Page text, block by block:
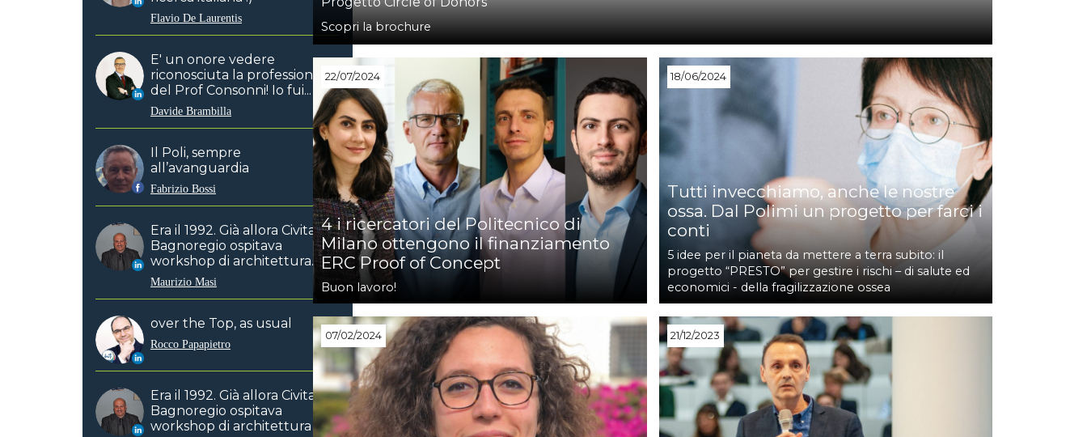
Flavio De Laurentis
E' un onore vedere
riconosciuta la professionalità
del Prof Consonni! Io fui...
Davide Brambilla
Il Poli, sempre
all’avanguardia
Fabrizio Bossi
Era il 1992. Già allora Civita di
Bagnoregio ospitava
workshop di architettura...
Maurizio Masi
over the Top, as usual
Rocco Papapietro
Era il 1992. Già allora Civita di
Bagnoregio ospitava
workshop di architettura ita...
Scopri la brochure
4 i ricercatori del Politecnico di
Milano ottengono il finanziamento
ERC Proof of Concept
Buon lavoro!
22/07/2024
Tutti invecchiamo, anche le nostre
ossa. Dal Polimi un progetto per farci i
conti
5 idee per il pianeta da mettere a terra subito: il
progetto “PRESTO” per gestire i rischi – di salute ed
economici - della fragilizzazione ossea
18/06/2024
07/02/2024 21/12/2023